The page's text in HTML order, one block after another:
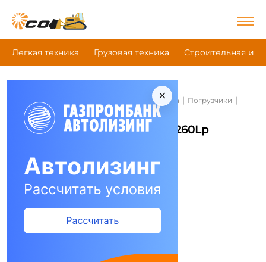
Легкая техника Грузовая техника Строительная и
×
Главная Строительная и дорожная техника | Погрузчики |
Weidemann 1260Lp
Погрузчики Weidemann 1260Lp